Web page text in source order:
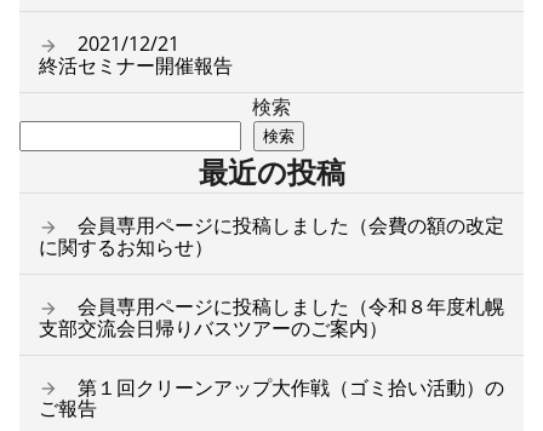
2021/12/21
終活セミナー開催報告
検索
検索
最近の投稿
会員専用ページに投稿しました（会費の額の改定
に関するお知らせ）
会員専用ページに投稿しました（令和８年度札幌
支部交流会日帰りバスツアーのご案内）
第１回クリーンアップ大作戦（ゴミ拾い活動）の
ご報告